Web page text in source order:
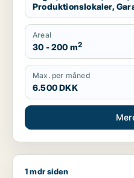
Produktionslokaler,
Areal
30 - 200 m2
Max. per måned
6.500 DKK
Lene søger lager til leje i
1 mdr siden